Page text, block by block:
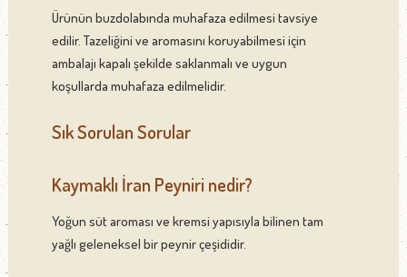
Ürünün buzdolabında muhafaza edilmesi tavsiye
edilir. Tazeliğini ve aromasını koruyabilmesi için
ambalajı kapalı şekilde saklanmalı ve uygun
koşullarda muhafaza edilmelidir.
Sık Sorulan Sorular
Kaymaklı İran Peyniri nedir?
Yoğun süt aroması ve kremsi yapısıyla bilinen tam
yağlı geleneksel bir peynir çeşididir.